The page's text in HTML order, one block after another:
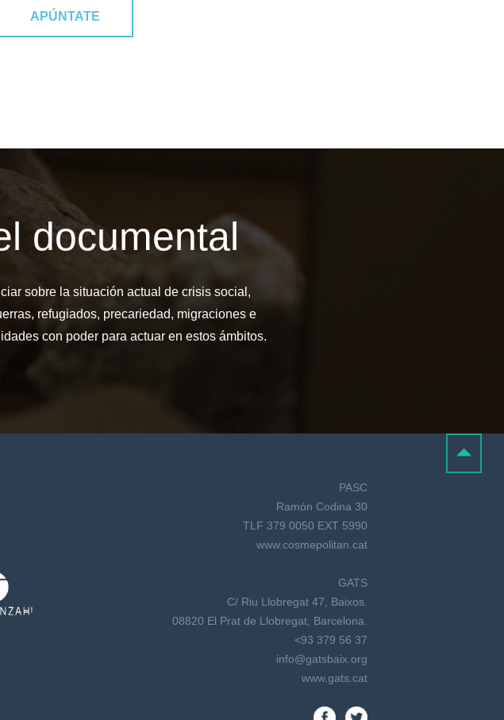
APÚNTATE
documental
sobre la situación actual de crisis social,
refugiados, precariedad, migraciones e
con poder para actuar en estos ámbitos.
PASC
Ramón Codina 30
TLF 379 0050 EXT 5990
www.cosmepolitan.cat
GATS
C/ Riu Llobregat 47, Baixos.
08820 El Prat de Llobregat, Barcelona.
<93 379 56 37
info@gatsbaix.org
www.gats.cat